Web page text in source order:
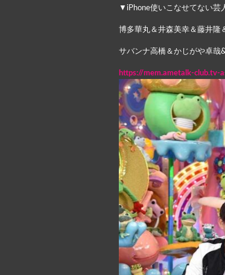
▼iPhone使いこなせてない芸
博多華丸＆井森美幸＆藤井隆
サバンナ高橋＆かじがや卓哉
https://mem.ametalk-club.tv-